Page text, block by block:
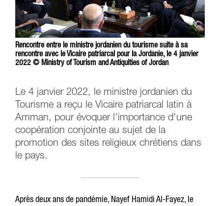
Rencontre entre le ministre jordanien du tourisme suite à sa
rencontre avec le Vicaire patriarcal pour la Jordanie, le 4 janvier
2022 © Ministry of Tourism and Antiquities of Jordan
Le 4 janvier 2022, le ministre jordanien du
Tourisme a reçu le Vicaire patriarcal latin à
Amman, pour évoquer l'importance d'une
coopération conjointe au sujet de la
promotion des sites religieux chrétiens dans
le pays.
Après deux ans de pandémie, Nayef Hamidi Al-Fayez, le